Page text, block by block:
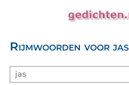
Rijmwoorden voor jas